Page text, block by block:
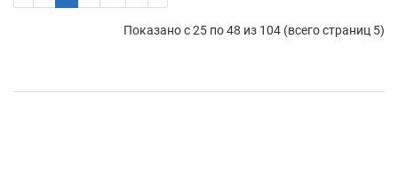
Показано с 25 по 48 из 104 (всего страниц 5)